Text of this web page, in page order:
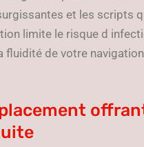
et les scripts
limite le risque d
fluidité de votre